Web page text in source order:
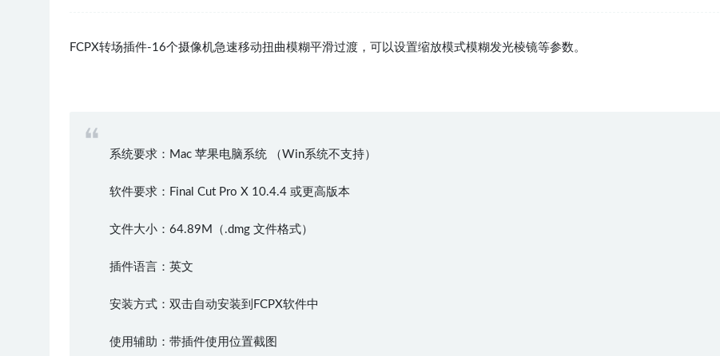
FCPX转场插件-16个摄像机急速移动扭曲模糊平滑过渡，可以设置缩放模式模糊发光棱镜等参数。
系统要求：Mac 苹果电脑系统 （Win系统不支持）
软件要求：Final Cut Pro X 10.4.4 或更高版本
文件大小：64.89M（.dmg 文件格式）
插件语言：英文
安装方式：双击自动安装到FCPX软件中
使用辅助：带插件使用位置截图